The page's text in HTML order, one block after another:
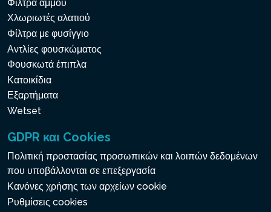
Φίλτρα άμμου
Χλωριωτές αλατιού
Φίλτρα με φυσίγγιο
Αντλίες φουσκώματος
Φουσκωτά έπιπλα
Κατοικίδια
Εξαρτήματα
Wetset
GDPR και Cookies
Πολιτική προστασίας προσωπικών και λοιπών δεδομένων
που υποβάλλονται σε επεξεργασία
Κανόνες χρήσης των αρχείων cookie
Ρυθμίσεις cookies